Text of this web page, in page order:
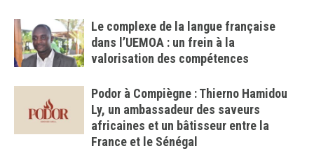
Le complexe de la langue française
dans l’UEMOA : un frein à la
valorisation des compétences
Podor à Compiègne : Thierno Hamidou
Ly, un ambassadeur des saveurs
africaines et un bâtisseur entre la
France et le Sénégal